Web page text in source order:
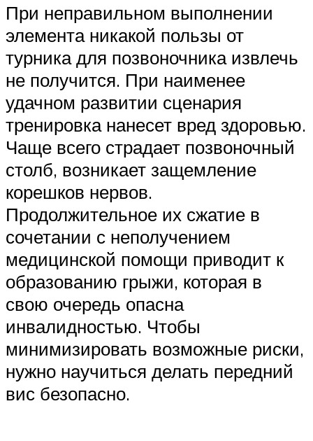
При неправильном выполнении
элемента никакой пользы от
турника для позвоночника извлечь
не получится. При наименее
удачном развитии сценария
тренировка нанесет вред здоровью.
Чаще всего страдает позвоночный
столб, возникает защемление
корешков нервов.
Продолжительное их сжатие в
сочетании с неполучением
медицинской помощи приводит к
образованию грыжи, которая в
свою очередь опасна
инвалидностью. Чтобы
минимизировать возможные риски,
нужно научиться делать передний
вис безопасно.